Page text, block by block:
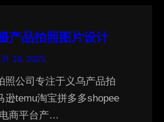
产品拍照图片设计
18, 2025
照公司专注于义乌产品拍
逊temu淘宝拼多多shopee
商平台产…